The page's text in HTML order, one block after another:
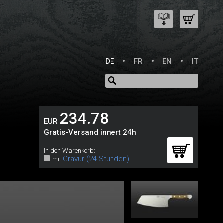
DE FR EN IT
EUR 234.78
Gratis-Versand innert 24h
In den Warenkorb:
mit Gravur (24 Stunden)